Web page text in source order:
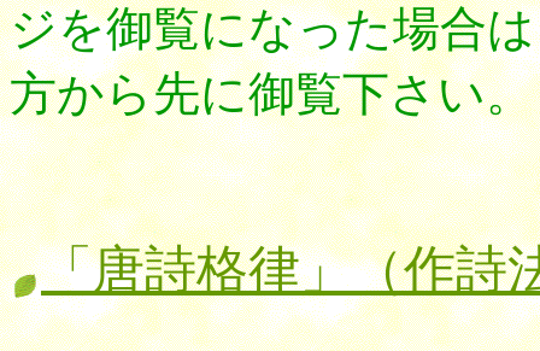
ジを御覧になった場合
方から先に御覧下さい。
「唐詩格律」（作詩